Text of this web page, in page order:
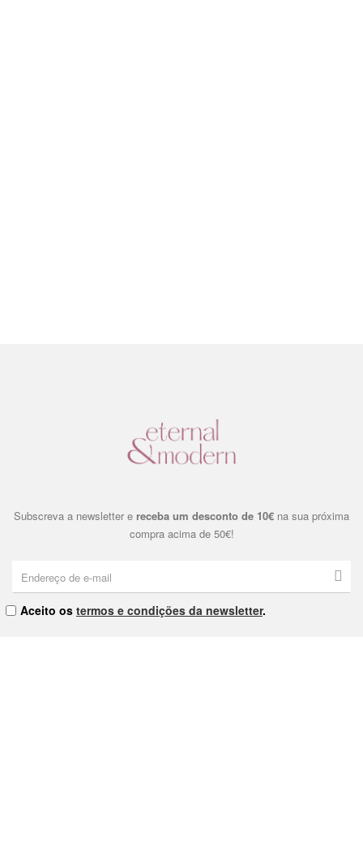
Subscreva a newsletter e receba um desconto de 10€ na sua próxima
compra acima de 50€!
Aceito os termos e condições da newsletter.